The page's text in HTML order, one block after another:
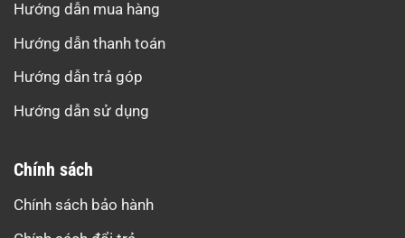
Hướng dẫn mua hàng
Hướng dẫn thanh toán
Hướng dẫn trả góp
Hướng dẫn sử dụng
Chính sách
Chính sách bảo hành